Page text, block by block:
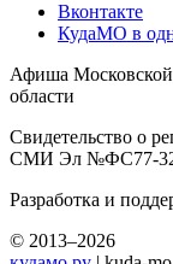
Вконтакте
КудаМО в
Афиша Московской
области
Свидетельство о
СМИ Эл №ФС77-
Разработка и
© 2013–2026